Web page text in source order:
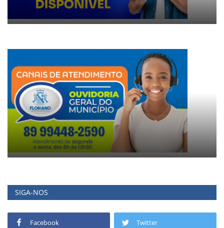
SIGA-NOS
Facebook Twitter